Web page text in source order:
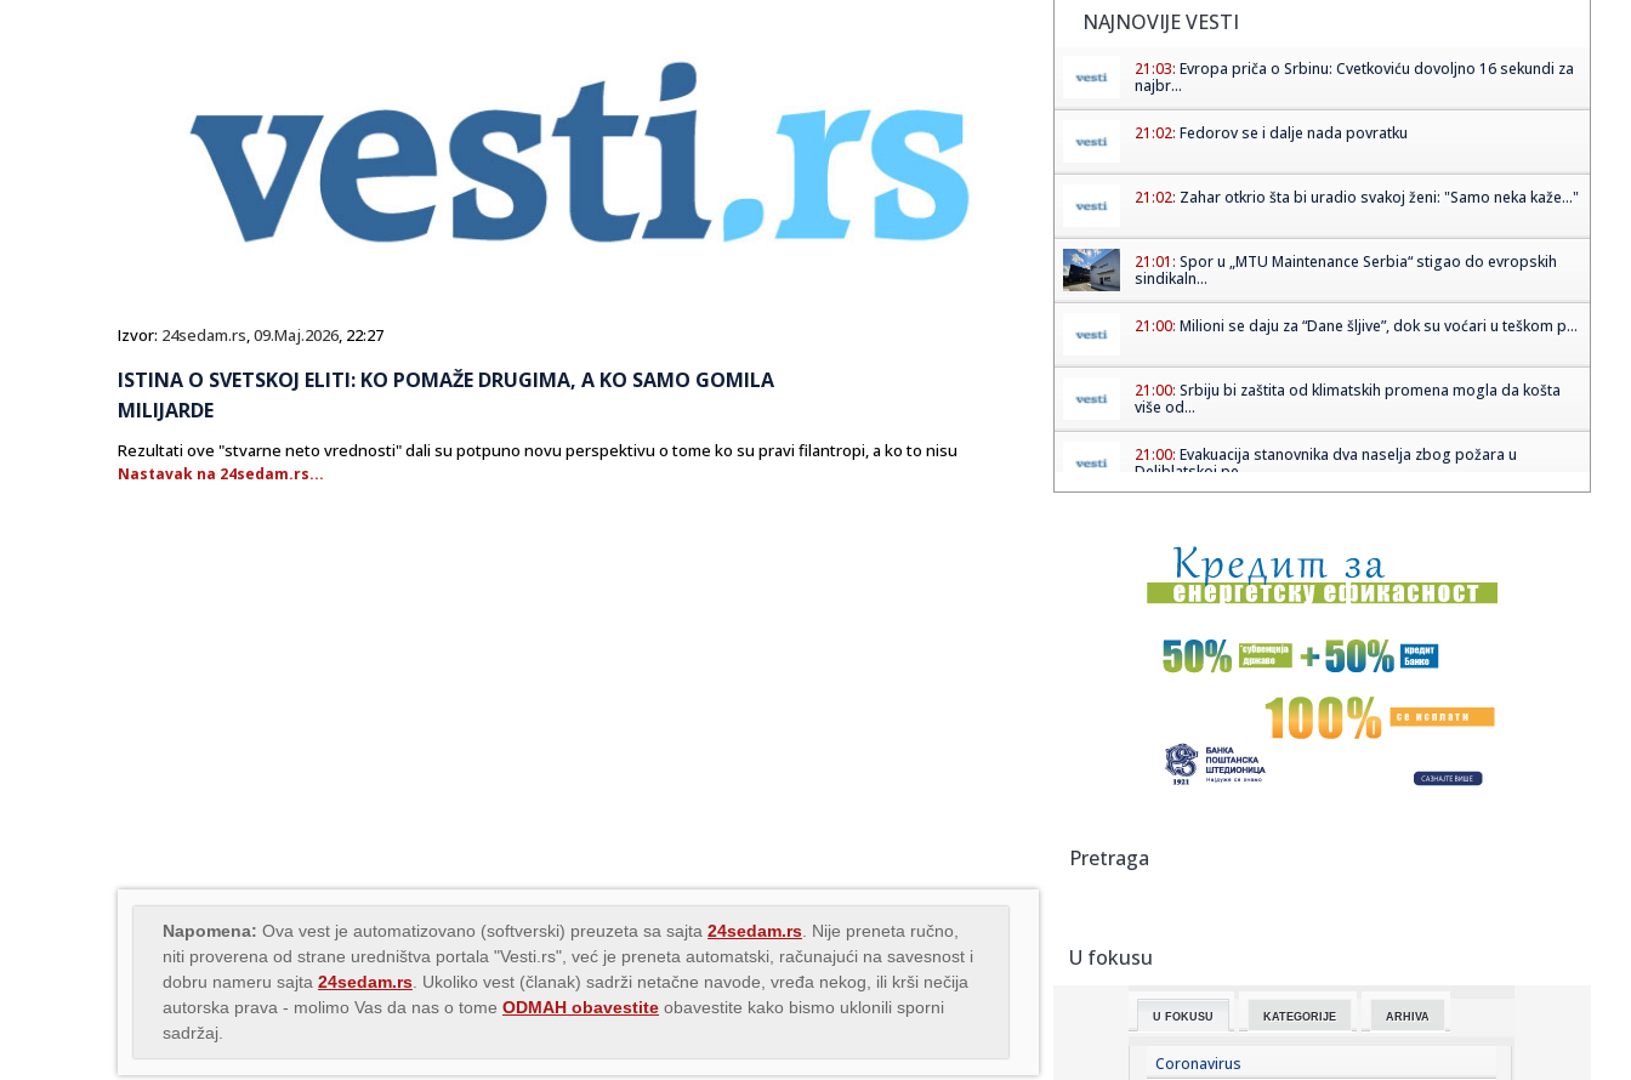
Izvor: 24sedam.rs,09.Maj.2026, 22:27
ISTINA O SVETSKOJ ELITI: KO POMAŽE DRUGIMA, A KO SAMO GOMILA
MILIJARDE
Rezultati ove "stvarne neto vrednosti" dali su potpuno novu perspektivu o tome ko su pravi filantropi, a ko to nisu
Nastavak na 24sedam.rs...
Napomena: Ova vest je automatizovano (softverski) preuzeta sa sajta 24sedam.rs . Nije preneta ručno,
niti proverena od strane uredništva portala "Vesti.rs", već je preneta automatski, računajući na savesnost i
dobru nameru sajta 24sedam.rs . Ukoliko vest (članak) sadrži netačne navode, vređa nekog, ili krši nečija
autorska prava - molimo Vas da nas o tome ODMAH obavestite obavestite kako bismo uklonili sporni
sadržaj.
NAJNOVIJE VESTI
21:03: Evropa priča o Srbinu: Cvetkoviću dovoljno 16 sekundi za
najbr...
21:02: Fedorov se i dalje nada povratku
21:02: Zahar otkrio šta bi uradio svakoj ženi: "Samo neka kaže..."
21:01: Spor u „MTU Maintenance Serbia“ stigao do evropskih
sindikaln...
21:00: Milioni se daju za “Dane šljive”, dok su voćari u teškom p...
21:00: Srbiju bi zaštita od klimatskih promena mogla da košta
više od...
21:00: Evakuacija stanovnika dva naselja zbog požara u
Deliblatskoj pe...
20:58:Od prodaje pilića do letovanja na jahti: Novi prizori Bojane
i M...
20:57:Kineski proizvođač robota procenjen na više od devet
milijardi...
OVO NE SME DA SE DESI NI U SNU: Crvena zvezda može da
20:53:"Petarda" Hajduka iz Splita u Litvaniji
traže ap...
20:45:
20:45:
Vučić najavio veliki skup u Novom Sadu: Očekujem pobedu
Pretraga
U fokusu
U FOKUSU KATEGORIJE ARHIVA
Coronavirus